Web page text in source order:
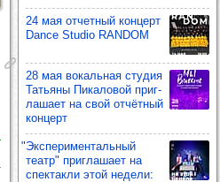
24 мая отчет­ный кон­церт
Dance Studio RANDOM
28 мая вокаль­ная сту­дия
Тать­яны Пика­ло­вой приг­
ла­шает на свой отчёт­ный
кон­церт
"Экспе­ри­мен­таль­ный
театр" приг­ла­шает на
спек­такли этой недели: